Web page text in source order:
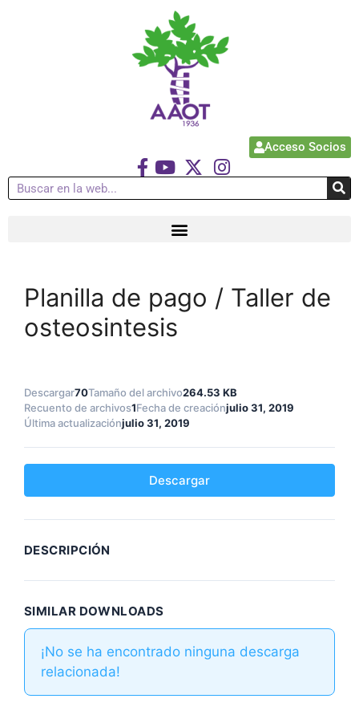
Acceso Socios
Planilla de pago / Taller de
osteosintesis
Descargar70Tamaño del archivo264.53 KB
Recuento de archivos1Fecha de creaciónjulio 31, 2019
Última actualizaciónjulio 31, 2019
Descargar
DESCRIPCIÓN
SIMILAR DOWNLOADS
¡No se ha encontrado ninguna descarga
relacionada!